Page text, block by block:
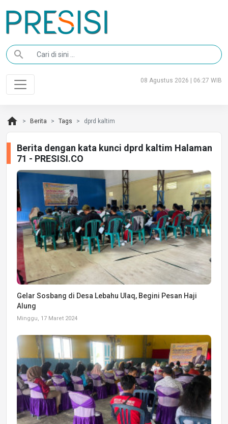
search
08 Agustus 2026 | 06:27 WIB
home Berita Tags dprd kaltim
Berita dengan kata kunci dprd kaltim Halaman
71 - PRESISI.CO
Gelar Sosbang di Desa Lebahu Ulaq, Begini Pesan Haji
Alung
Minggu, 17 Maret 2024